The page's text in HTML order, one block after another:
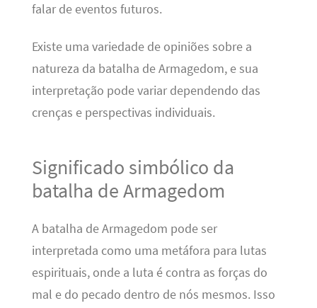
falar de eventos futuros.
Existe uma variedade de opiniões sobre a
natureza da batalha de Armagedom, e sua
interpretação pode variar dependendo das
crenças e perspectivas individuais.
Significado simbólico da
batalha de Armagedom
A batalha de Armagedom pode ser
interpretada como uma metáfora para lutas
espirituais, onde a luta é contra as forças do
mal e do pecado dentro de nós mesmos. Isso